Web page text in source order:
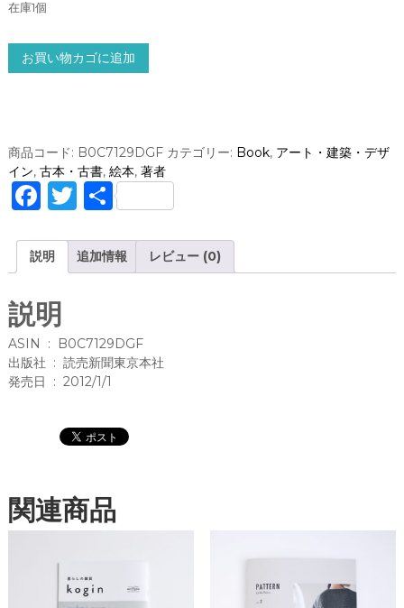
在庫1個
井
景
：
絵
本
と
の
ハ
ー
モ
ニ
ー
/
個
お買い物カゴに追加
商品コード: B0C7129DGF カテゴリー: Book, アート・建築・デザ
イン, 古本・古書, 絵本, 著者
F
c
b
o
o
k
T
it
te
共
説明 追加情報 レビュー (0)
説明
ASIN ‏ : ‎ B0C7129DGF
出版社 ‏ : ‎ 読売新聞東京本社
発売日 ‏ : ‎ 2012/1/1
関連商品